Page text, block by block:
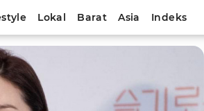
Lokal Barat Asia Indeks